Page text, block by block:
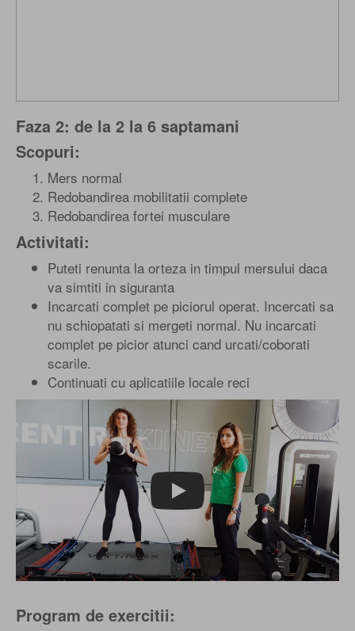
Faza 2: de la 2 la 6 saptamani
Scopuri:
Mers normal
Redobandirea mobilitatii complete
Redobandirea fortei musculare
Activitati:
Puteti renunta la orteza in timpul mersului daca
va simtiti in siguranta
Incarcati complet pe piciorul operat. Incercati sa
nu schiopatati si mergeti normal. Nu incarcati
complet pe picior atunci cand urcati/coborati
scarile.
Continuati cu aplicatiile locale reci
Play
Program de exercitii: